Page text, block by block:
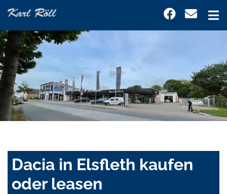
Dacia in Elsfleth kaufen
oder leasen